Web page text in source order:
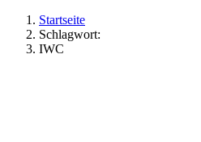
Startseite
Schlagwort:
IWC